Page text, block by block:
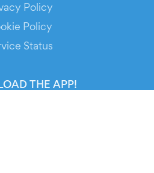
Policy
Policy
Status
THE APP!